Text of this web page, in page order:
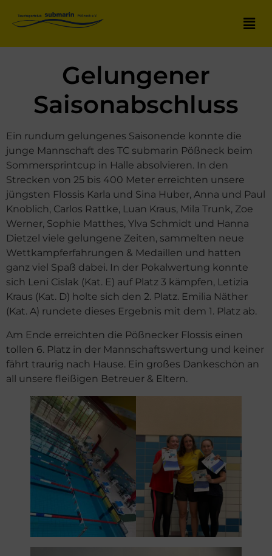
Gelungener
Saisonabschluss
Ein rundum gelungenes Saisonende konnte die
junge Mannschaft des TC submarin Pößneck beim
Sommersprintcup in Halle absolvieren. In den
Strecken von 25 bis 400 Meter erreichten unsere
jüngsten Flossis Karla und Sina Huber, Anna und Paul
Knoblich, Carlos Rattke, Luan Kraus, Mila Trunk, Zoe
Werner, Sophie Matthes, Ylva Schmidt und Hanna
Dietzel viele gelungene Zeiten, sammelten neue
Wettkampferfahrungen & Medaillen und hatten
ganz viel Spaß dabei. In der Pokalwertung konnte
sich Leni Cislak (Kat. E) auf Platz 3 kämpfen, Letizia
Kraus (Kat. D) holte sich den 2. Platz. Emilia Näther
(Kat. A) rundete dieses Ergebnis mit dem 1. Platz ab.
Am Ende erreichten die Pößnecker Flossis einen
tollen 6. Platz in der Mannschaftswertung und keiner
fährt traurig nach Hause. Ein großes Dankeschön an
all unsere fleißigen Betreuer & Eltern.